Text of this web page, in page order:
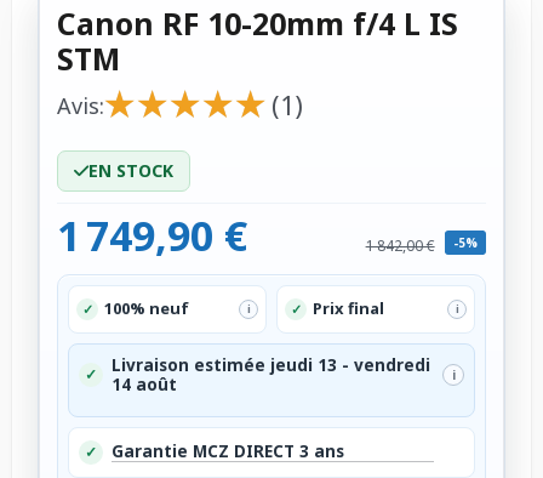
Canon RF 10-20mm f/4 L IS
STM
Avis:★
★★
★★
★★
★★
★ (1)
EN STOCK
1 749,90 € 1 842,00 € -5%
✓ 100% neuf i ✓ Prix final i
✓
Livraison estimée jeudi 13 - vendredi
14 août
i
✓ Garantie MCZ DIRECT 3 ans